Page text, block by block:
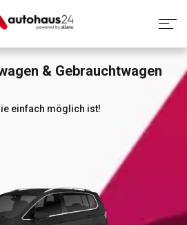
& Antworten MünchenBerlin
& Gebrauchtwagen
einfach möglich ist!